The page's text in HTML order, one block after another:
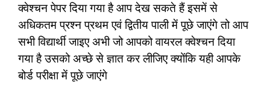
क्वेश्चन पेपर दिया गया है आप देख सकते हैं इसमें से
अधिकतम प्रश्न प्रथम एवं द्वितीय पाली में पूछे जाएंगे तो आप
सभी विद्यार्थी जाइए अभी जो आपको वायरल क्वेश्चन दिया
गया है उसको अच्छे से ज्ञात कर लीजिए क्योंकि यही आपके
बोर्ड परीक्षा में पूछे जाएंगे